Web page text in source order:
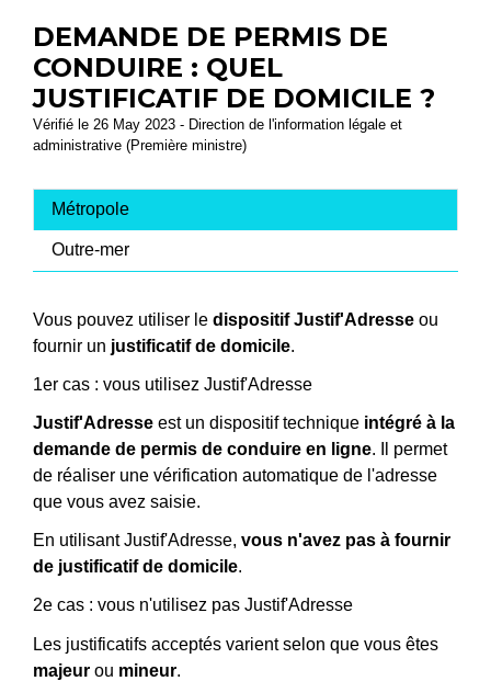
DEMANDE DE PERMIS DE
CONDUIRE : QUEL
JUSTIFICATIF DE DOMICILE ?
Vérifié le 26 May 2023 - Direction de l'information légale et
administrative (Première ministre)
Métropole
Outre-mer
Vous pouvez utiliser le dispositif Justif'Adresse ou
fournir un justificatif de domicile.
1er cas : vous utilisez Justif'Adresse
Justif'Adresse est un dispositif technique intégré à la
demande de permis de conduire en ligne. Il permet
de réaliser une vérification automatique de l'adresse
que vous avez saisie.
En utilisant Justif'Adresse, vous n'avez pas à fournir
de justificatif de domicile.
2e cas : vous n'utilisez pas Justif'Adresse
Les justificatifs acceptés varient selon que vous êtes
majeur ou mineur.